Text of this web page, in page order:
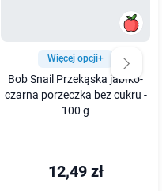
Więcej opcji+
Bob Snail Przekąska jabłko-
czarna porzeczka bez cukru -
100 g
12,49 zł